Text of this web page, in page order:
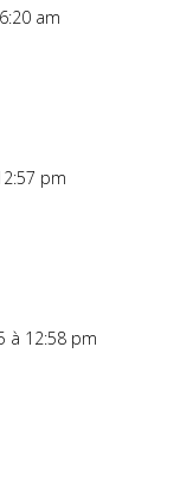
am
pm
à 12:58 pm